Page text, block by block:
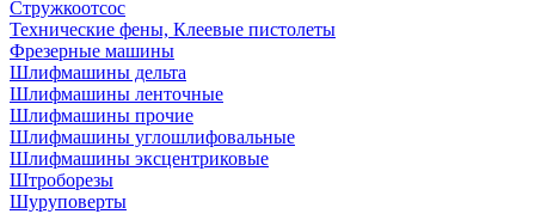
Стружкоотсос
Технические фены, Клеевые пистолеты
Фрезерные машины
Шлифмашины дельта
Шлифмашины ленточные
Шлифмашины прочие
Шлифмашины углошлифовальные
Шлифмашины эксцентриковые
Штроборезы
Шуруповерты